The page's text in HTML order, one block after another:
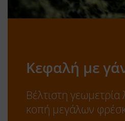
Κεφαλή με
Βέλτιστη γεωμετρία
κοπή μεγάλων